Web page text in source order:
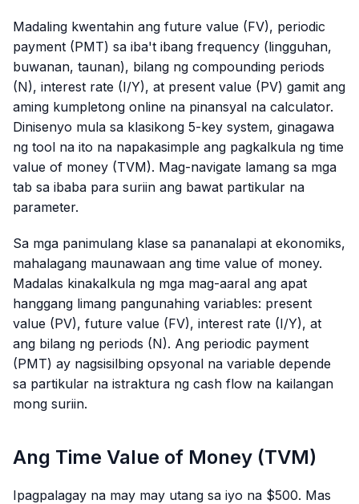
Madaling kwentahin ang future value (FV), periodic
payment (PMT) sa iba't ibang frequency (lingguhan,
buwanan, taunan), bilang ng compounding periods
(N), interest rate (I/Y), at present value (PV) gamit ang
aming kumpletong online na pinansyal na calculator.
Dinisenyo mula sa klasikong 5-key system, ginagawa
ng tool na ito na napakasimple ang pagkalkula ng time
value of money (TVM). Mag-navigate lamang sa mga
tab sa ibaba para suriin ang bawat partikular na
parameter.
Sa mga panimulang klase sa pananalapi at ekonomiks,
mahalagang maunawaan ang time value of money.
Madalas kinakalkula ng mga mag-aaral ang apat
hanggang limang pangunahing variables: present
value (PV), future value (FV), interest rate (I/Y), at
ang bilang ng periods (N). Ang periodic payment
(PMT) ay nagsisilbing opsyonal na variable depende
sa partikular na istraktura ng cash flow na kailangan
mong suriin.
Ang Time Value of Money (TVM)
Ipagpalagay na may may utang sa iyo na $500. Mas